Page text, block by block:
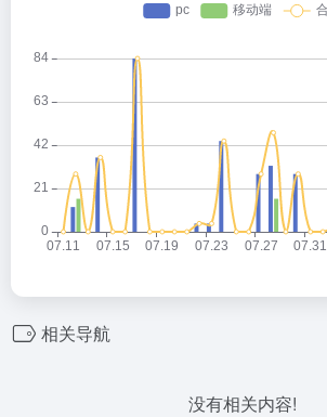
相关导航
没有相关内容!